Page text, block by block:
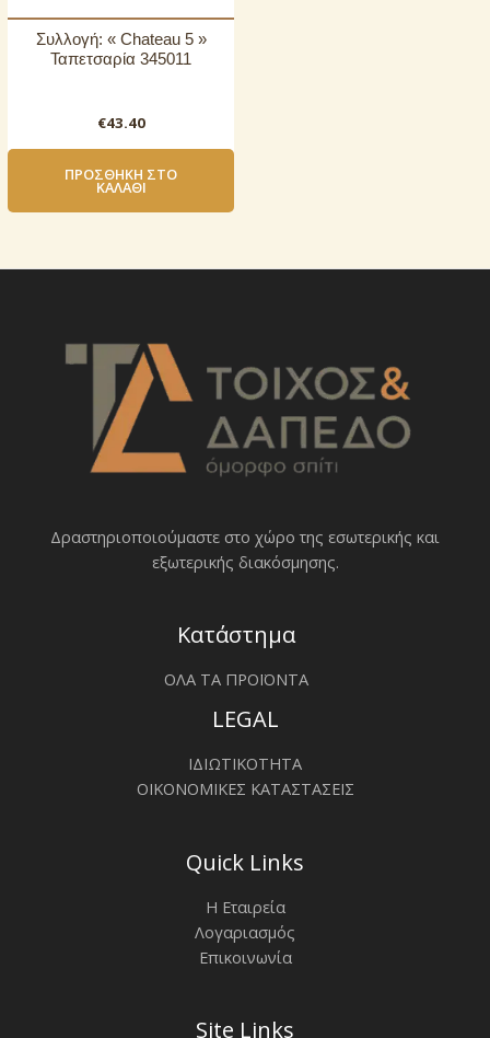
Συλλογή: « Chateau 5 »
Ταπετσαρία 345011
€43.40
ΠΡΟΣΘΉΚΗ ΣΤΟ
ΚΑΛΆΘΙ
Δραστηριοποιoύμαστε στο χώρο της εσωτερικής και
εξωτερικής διακόσμησης.
Κατάστημα
ΟΛΑ ΤΑ ΠΡΟΪΟΝΤΑ
LEGAL
ΙΔΙΩΤΙΚΟΤΗΤΑ
ΟΙΚΟΝΟΜΙΚΕΣ ΚΑΤΑΣΤΑΣΕΙΣ
Quick Links
Η Εταιρεία
Λογαριασμός
Επικοινωνία
Site Links